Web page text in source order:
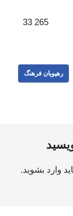
265 33
رهپویان فرهنگ
وارد بشوید.